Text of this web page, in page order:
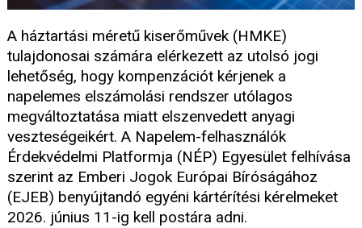
A háztartási méretű kiserőművek (HMKE)
tulajdonosai számára elérkezett az utolsó jogi
lehetőség, hogy kompenzációt kérjenek a
napelemes elszámolási rendszer utólagos
megváltoztatása miatt elszenvedett anyagi
veszteségeikért. A Napelem-felhasználók
Érdekvédelmi Platformja (NÉP) Egyesület felhívása
szerint az Emberi Jogok Európai Bíróságához
(EJEB) benyújtandó egyéni kártérítési kérelmeket
2026. június 11-ig kell postára adni.